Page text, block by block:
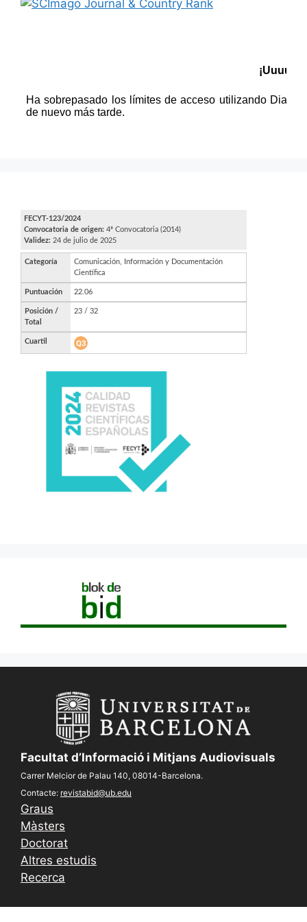
Facultat d’Informació i Mitjans Audiovisuals
Carrer Melcior de Palau 140, 08014-Barcelona.
Contacte: revistabid@ub.edu
Graus
Màsters
Doctorat
Altres estudis
Recerca